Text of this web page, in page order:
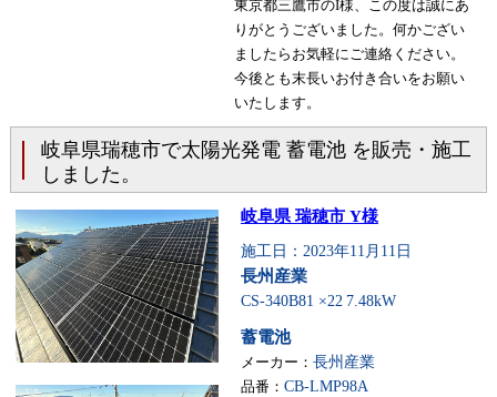
東京都三鷹市のI様、この度は誠にあ
りがとうございました。何かござい
ましたらお気軽にご連絡ください。
今後とも末長いお付き合いをお願い
いたします。
岐阜県瑞穂市で太陽光発電 蓄電池 を販売・施工
しました。
岐阜県 瑞穂市 Y様
施工日：2023年11月11日
長州産業
CS-340B81 ×22 7.48kW
蓄電池
メーカー： 長州産業
品番： CB-LMP98A